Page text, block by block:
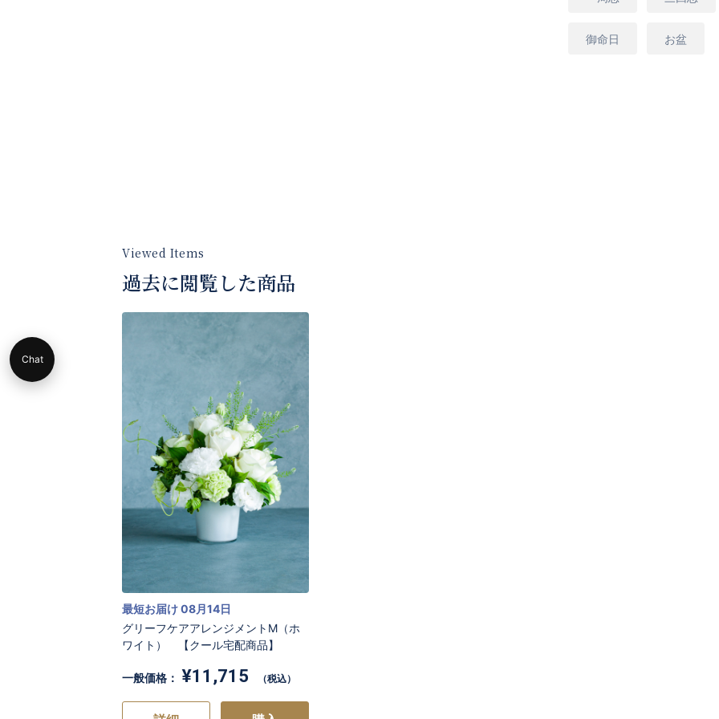
御命日 お盆
過去に閲覧した商品
グリーフケアアレンジメントM（ホ
ワイト） 【クール宅配商品】
最短お届け 08月14日
一般価格： ¥11,715 （税込）
Chat